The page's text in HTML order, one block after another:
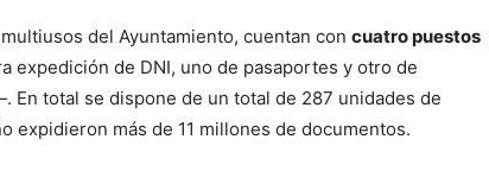
del Ayuntamiento, cuentan con cuatro puestos
expedición de DNI, uno de pasaportes y otro de
total se dispone de un total de 287 unidades de
expidieron más de 11 millones de documentos.